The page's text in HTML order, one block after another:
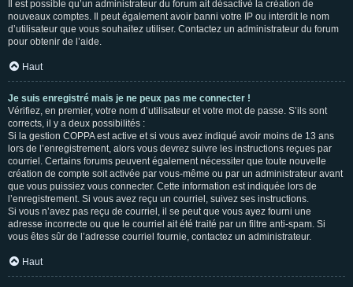
Il est possible qu’un administrateur du forum ait désactivé la création de
nouveaux comptes. Il peut également avoir banni votre IP ou interdit le nom
d’utilisateur que vous souhaitez utiliser. Contactez un administrateur du forum
pour obtenir de l’aide.
Haut
Je suis enregistré mais je ne peux pas me connecter !
Vérifiez, en premier, votre nom d’utilisateur et votre mot de passe. S’ils sont
corrects, il y a deux possibilités :
Si la gestion COPPA est active et si vous avez indiqué avoir moins de 13 ans
lors de l’enregistrement, alors vous devrez suivre les instructions reçues par
courriel. Certains forums peuvent également nécessiter que toute nouvelle
création de compte soit activée par vous-même ou par un administrateur avant
que vous puissiez vous connecter. Cette information est indiquée lors de
l’enregistrement. Si vous avez reçu un courriel, suivez ses instructions.
Si vous n’avez pas reçu de courriel, il se peut que vous ayez fourni une
adresse incorrecte ou que le courriel ait été traité par un filtre anti-spam. Si
vous êtes sûr de l’adresse courriel fournie, contactez un administrateur.
Haut